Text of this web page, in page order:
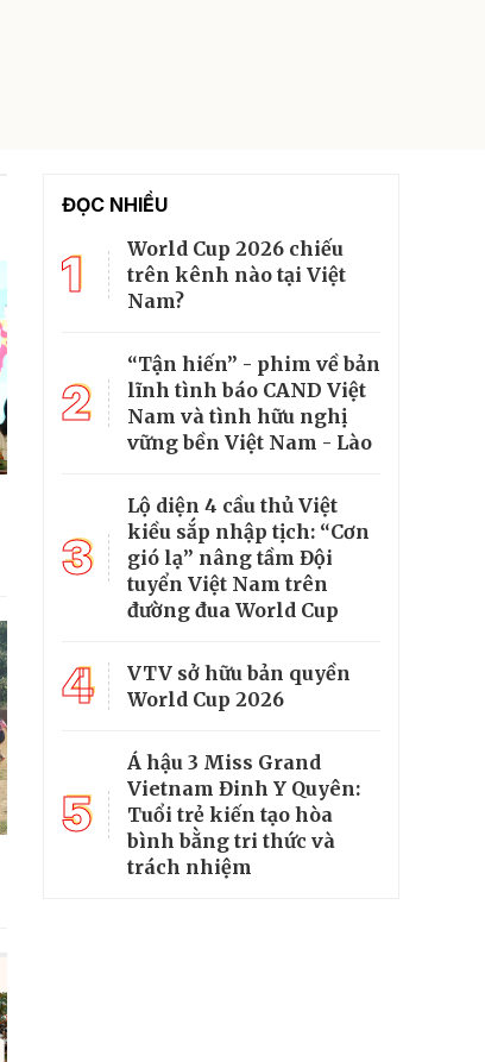
ĐỌC NHIỀU
1
World Cup 2026 chiếu
trên kênh nào tại Việt
Nam?
2
“Tận hiến” - phim về bản
lĩnh tình báo CAND Việt
Nam và tình hữu nghị
vững bền Việt Nam - Lào
3
Lộ diện 4 cầu thủ Việt
kiều sắp nhập tịch: “Cơn
gió lạ” nâng tầm Đội
tuyển Việt Nam trên
đường đua World Cup
4
VTV sở hữu bản quyền
World Cup 2026
5
Á hậu 3 Miss Grand
Vietnam Đinh Y Quyên:
Tuổi trẻ kiến tạo hòa
bình bằng tri thức và
trách nhiệm